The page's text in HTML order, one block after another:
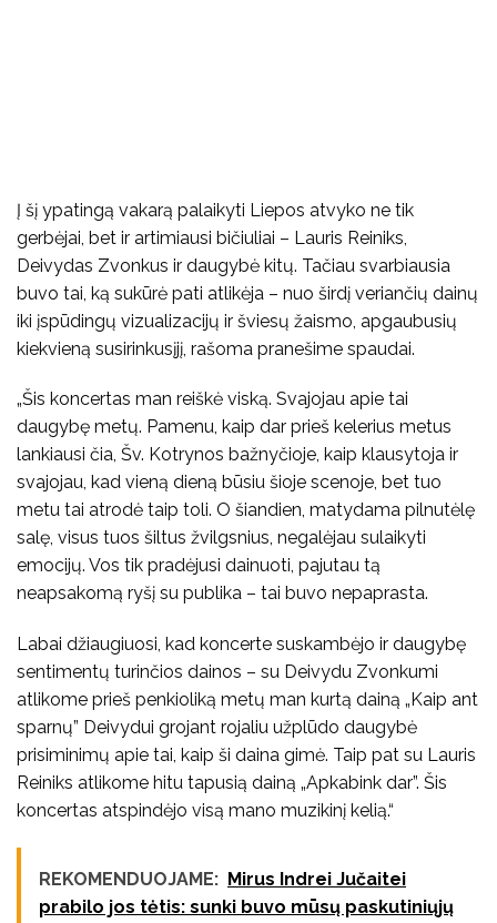
Į šį ypatingą vakarą palaikyti Liepos atvyko ne tik
gerbėjai, bet ir artimiausi bičiuliai – Lauris Reiniks,
Deivydas Zvonkus ir daugybė kitų. Tačiau svarbiausia
buvo tai, ką sukūrė pati atlikėja – nuo širdį veriančių dainų
iki įspūdingų vizualizacijų ir šviesų žaismo, apgaubusių
kiekvieną susirinkusįjį, rašoma pranešime spaudai.
„Šis koncertas man reiškė viską. Svajojau apie tai
daugybę metų. Pamenu, kaip dar prieš kelerius metus
lankiausi čia, Šv. Kotrynos bažnyčioje, kaip klausytoja ir
svajojau, kad vieną dieną būsiu šioje scenoje, bet tuo
metu tai atrodė taip toli. O šiandien, matydama pilnutėlę
salę, visus tuos šiltus žvilgsnius, negalėjau sulaikyti
emocijų. Vos tik pradėjusi dainuoti, pajutau tą
neapsakomą ryšį su publika – tai buvo nepaprasta.
Labai džiaugiuosi, kad koncerte suskambėjo ir daugybę
sentimentų turinčios dainos – su Deivydu Zvonkumi
atlikome prieš penkioliką metų man kurtą dainą „Kaip ant
sparnų” Deivydui grojant rojaliu užplūdo daugybė
prisiminimų apie tai, kaip ši daina gimė. Taip pat su Lauris
Reiniks atlikome hitu tapusią dainą „Apkabink dar”. Šis
koncertas atspindėjo visą mano muzikinį kelią.“
REKOMENDUOJAME: Mirus Indrei Jučaitei
prabilo jos tėtis: sunki buvo mūsų paskutiniųjų